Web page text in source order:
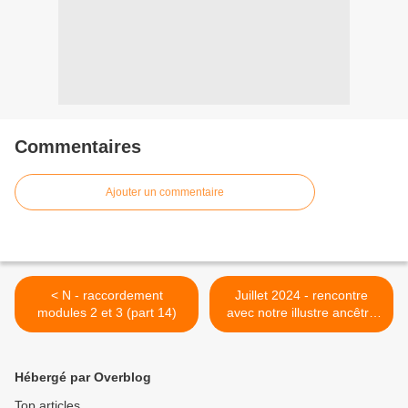
Commentaires
Ajouter un commentaire
< N - raccordement
modules 2 et 3 (part 14)
Juillet 2024 - rencontre
avec notre illustre ancêtre
grec KANARIS >
Hébergé par Overblog